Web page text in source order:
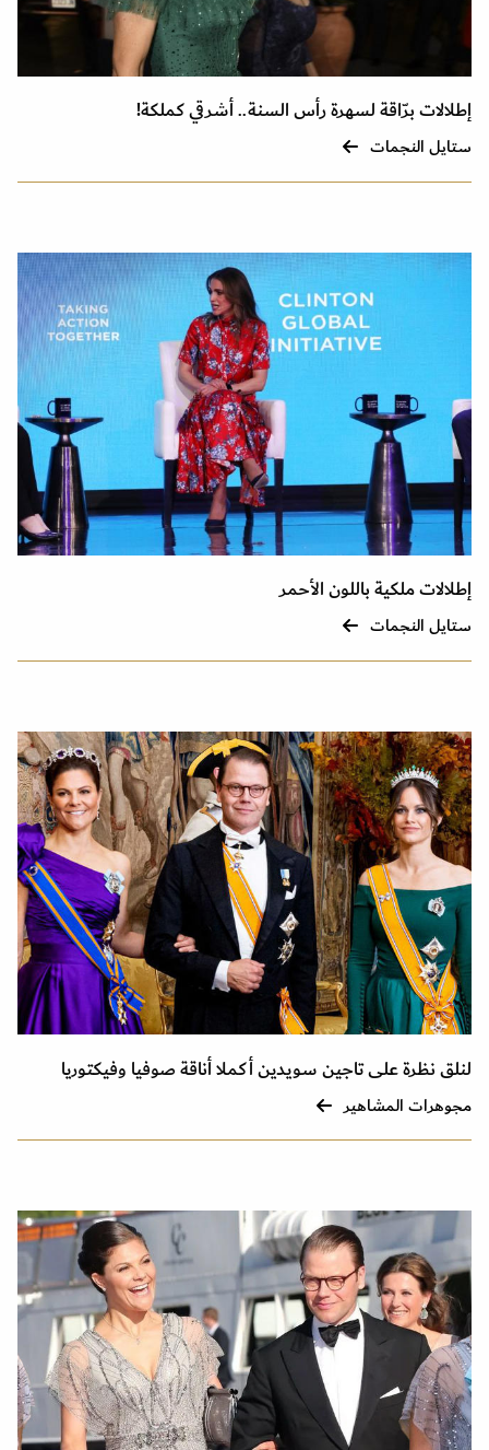
إطلالات برّاقة لسهرة رأس السنة.. أشرقي كملكة!
ستايل النجمات
إطلالات ملكية باللون الأحمر
ستايل النجمات
لنلق نظرة على تاجين سويدين أكملا أناقة صوفيا وفيكتوريا
مجوهرات المشاهير